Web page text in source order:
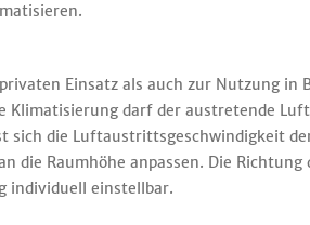
Einsatz als auch zur Nutzung in
Klimatisierung darf der austretende
sich die Luftaustrittsgeschwindigkeit
die Raumhöhe anpassen. Die Richtung
individuell einstellbar.